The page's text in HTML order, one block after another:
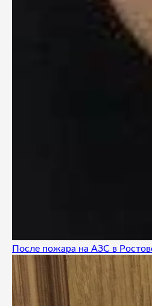
После пожара на АЗС в